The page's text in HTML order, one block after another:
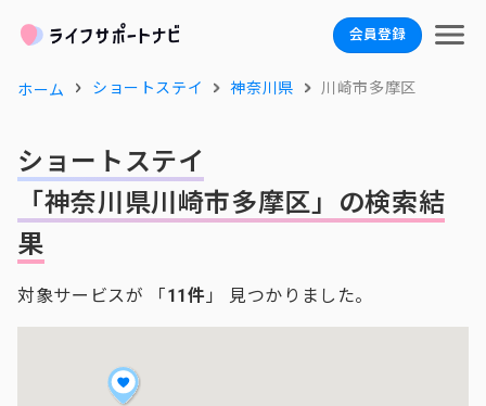
会員登録
ホーム ショートステイ 神奈川県 川崎市多摩区
ショートステイ
「神奈川県川崎市多摩区」の検索結
果
対象サービスが 「11件 」 見つかりました。